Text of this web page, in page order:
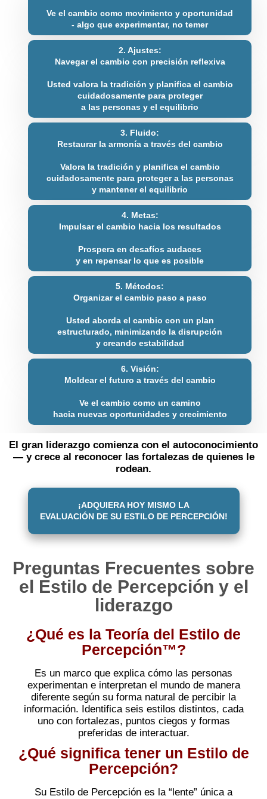
Ve el cambio como movimiento y oportunidad
- algo que experimentar, no temer
2. Ajustes:
Navegar el cambio con precisión reflexiva
Usted valora la tradición y planifica el cambio
cuidadosamente para proteger
a las personas y el equilibrio
3. Fluido:
Restaurar la armonía a través del cambio
Valora la tradición y planifica el cambio
cuidadosamente para proteger a las personas
y mantener el equilibrio
4. Metas:
Impulsar el cambio hacia los resultados
Prospera en desafíos audaces
y en repensar lo que es posible
5. Métodos:
Organizar el cambio paso a paso
Usted aborda el cambio con un plan
estructurado, minimizando la disrupción
y creando estabilidad
6. Visión:
Moldear el futuro a través del cambio
Ve el cambio como un camino
hacia nuevas oportunidades y crecimiento
El gran liderazgo comienza con el autoconocimiento
— y crece al reconocer las fortalezas de quienes le
rodean.
¡ADQUIERA HOY MISMO LA
EVALUACIÓN DE SU ESTILO DE PERCEPCIÓN!
Preguntas Frecuentes sobre
el Estilo de Percepción y el
liderazgo
¿Qué es la Teoría del Estilo de
Percepción™?
Es un marco que explica cómo las personas
experimentan e interpretan el mundo de manera
diferente según su forma natural de percibir la
información. Identifica seis estilos distintos, cada
uno con fortalezas, puntos ciegos y formas
preferidas de interactuar.
¿Qué significa tener un Estilo de
Percepción?
Su Estilo de Percepción es la “lente” única a